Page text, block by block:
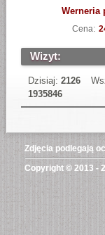
Werneria
Cena:
Wizyt:
Dzisiaj: 2126
1935846
Zdjęcia podlegają
Copyright © 2013 -